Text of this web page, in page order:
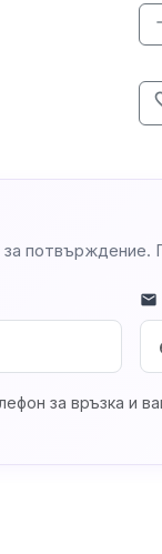
потвърждение.
mail
за връзка